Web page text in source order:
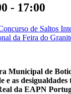
- 17:00
de Saltos
da Feira do
Municipal de
e as
da EAPN